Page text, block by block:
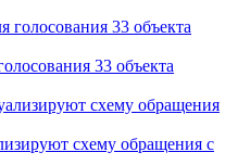
33 объекта
схему обращения с